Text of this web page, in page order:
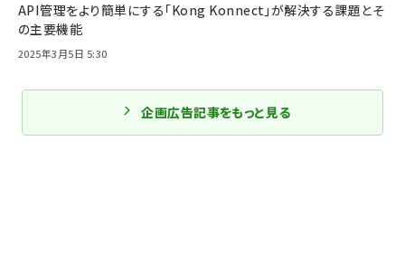
API管理をより簡単にする「Kong Konnect」が解決する課題とそ
の主要機能
2025年3月5日 5:30
企画広告記事をもっと見る